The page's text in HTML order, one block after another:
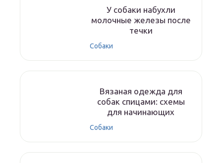
У собаки набухли
молочные железы после
течки
Собаки
Вязаная одежда для
собак спицами: схемы
для начинающих
Собаки